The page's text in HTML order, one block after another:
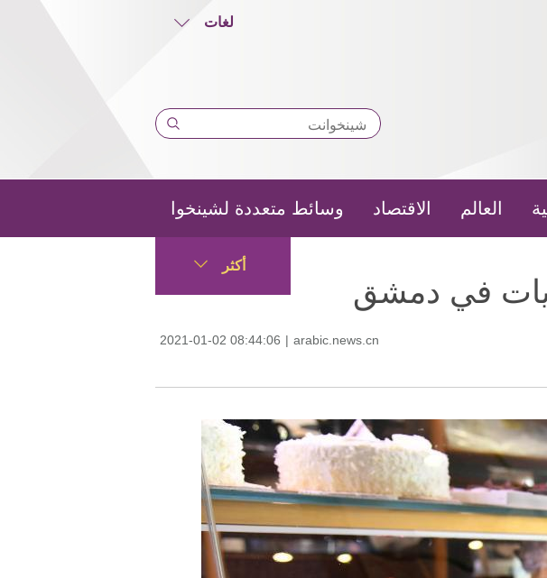
لغات
العالم الاقتصاد وسائط متعددة لشينخوا
أكثر
في دمشق
2021-01-02 08:44:06 | arabic.news.cn